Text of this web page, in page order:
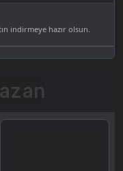
indirmeye hazır olsun.